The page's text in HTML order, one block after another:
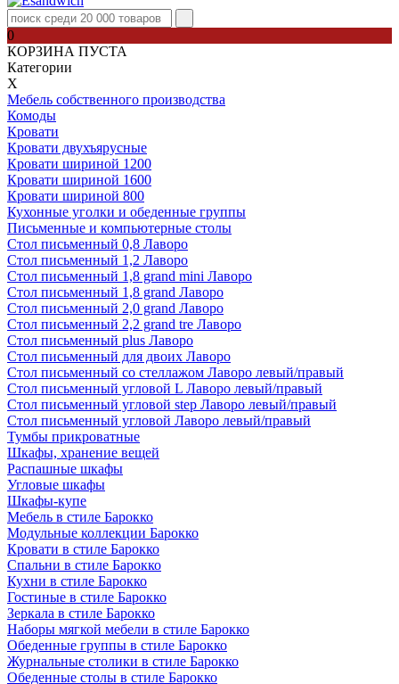
0
КОРЗИНА ПУСТА
Категории
Х
Мебель собственного производства
Комоды
Кровати
Кровати двухъярусные
Кровати шириной 1200
Кровати шириной 1600
Кровати шириной 800
Кухонные уголки и обеденные группы
Письменные и компьютерные столы
Стол письменный 0,8 Лаворо
Стол письменный 1,2 Лаворо
Стол письменный 1,8 grand mini Лаворо
Стол письменный 1,8 grand Лаворо
Стол письменный 2,0 grand Лаворо
Стол письменный 2,2 grand tre Лаворо
Стол письменный plus Лаворо
Стол письменный для двоих Лаворо
Стол письменный со стеллажом Лаворо левый/правый
Стол письменный угловой L Лаворо левый/правый
Стол письменный угловой step Лаворо левый/правый
Стол письменный угловой Лаворо левый/правый
Тумбы прикроватные
Шкафы, хранение вещей
Распашные шкафы
Угловые шкафы
Шкафы-купе
Мебель в стиле Барокко
Модульные коллекции Барокко
Кровати в стиле Барокко
Спальни в стиле Барокко
Кухни в стиле Барокко
Гостиные в стиле Барокко
Зеркала в стиле Барокко
Наборы мягкой мебели в стиле Барокко
Обеденные группы в стиле Барокко
Журнальные столики в стиле Барокко
Обеденные столы в стиле Барокко